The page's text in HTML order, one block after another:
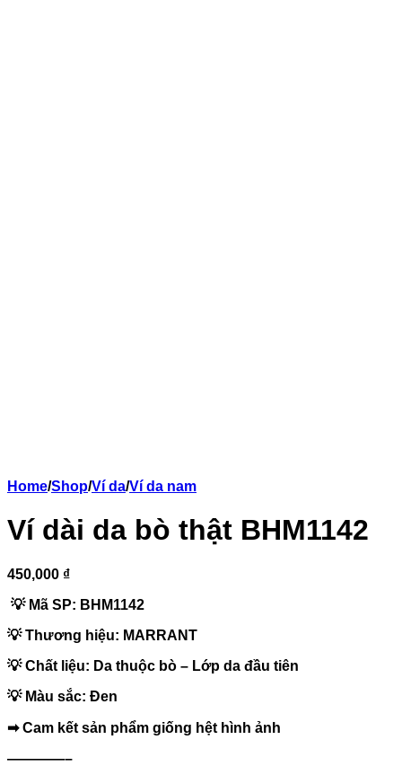
Home/Shop/Ví da/Ví da nam
Ví dài da bò thật BHM1142
450,000 ₫
💡 Mã SP: BHM1142
💡 Thương hiệu: MARRANT
💡 Chất liệu: Da thuộc bò – Lớp da đầu tiên
💡 Màu sắc: Đen
➡ Cam kết sản phẩm giống hệt hình ảnh
————–